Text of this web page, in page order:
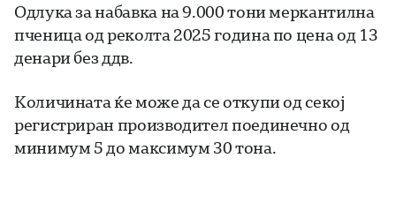
Одлука за набавка на 9.000 тони меркантилна
пченица од реколта 2025 година по цена од 13
денари без ддв.
Количината ќе може да се откупи од секој
регистриран производител поединечно од
минимум 5 до максимум 30 тона.